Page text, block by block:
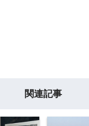
関連記事